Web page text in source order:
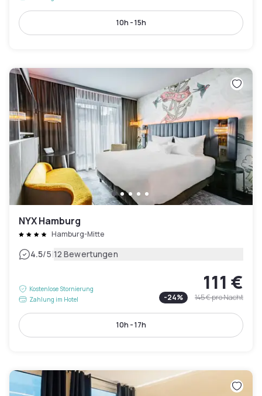
10h - 15h
NYX Hamburg
Hamburg-Mitte
4.5/5|12 Bewertungen
Kostenlose Stornierung
Zahlung im Hotel
111 €
-24% 145 €pro Nacht
10h - 17h